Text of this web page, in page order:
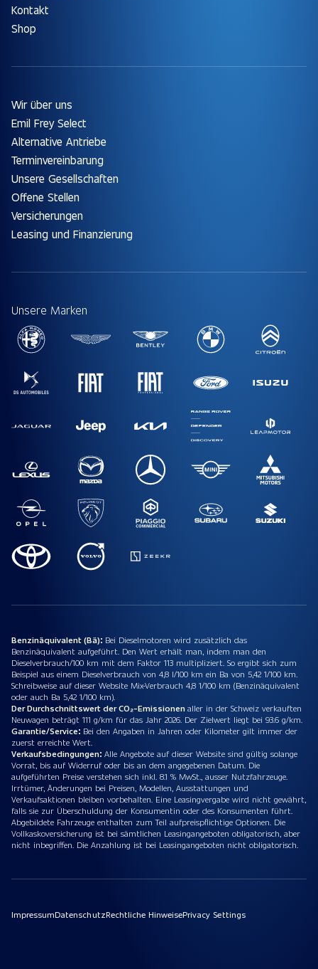
Kontakt
Shop
Wir über uns
Emil Frey Select
Alternative Antriebe
Terminvereinbarung
Unsere Gesellschaften
Offene Stellen
Versicherungen
Leasing und Finanzierung
Unsere Marken
Benzinäquivalent (Bä): Bei Dieselmotoren wird zusätzlich das
Benzinäquivalent aufgeführt. Den Wert erhält man, indem man den
Dieselverbrauch/100 km mit dem Faktor 113 multipliziert. So ergibt sich zum
Beispiel aus einem Dieselverbrauch von 4,8 l/100 km ein Ba von 5,42 1/100 km.
Schreibweise auf dieser Website Mix-Verbrauch 4,8 1/100 km (Benzinäquivalent
oder auch Ba 5,42 1/100 km).
Der Durchschnittswert der CO₂-Emissionenaller in der Schweiz verkauften
Neuwagen beträgt 111 g/km für das Jahr 2026. Der Zielwert liegt bei 93.6 g/km.
Garantie/Service: Bei den Angaben in Jahren oder Kilometer gilt immer der
zuerst erreichte Wert.
Verkaufsbedingungen: Alle Angebote auf dieser Website sind gültig solange
Vorrat, bis auf Widerruf oder bis an dem angegebenen Datum. Die
aufgeführten Preise verstehen sich inkl. 8.1 % MwSt., ausser Nutzfahrzeuge.
Irrtümer, Änderungen bei Preisen, Modellen, Ausstattungen und
Verkaufsaktionen bleiben vorbehalten. Eine Leasingvergabe wird nicht gewährt,
falls sie zur Überschuldung der Konsumentin oder des Konsumenten führt.
Abgebildete Fahrzeuge enthalten zum Teil aufpreispflichtige Optionen. Die
Vollkaskoversicherung ist bei sämtlichen Leasingangeboten obligatorisch, aber
nicht inbegriffen. Die Anzahlung ist bei Leasingangeboten nicht obligatorisch.
ImpressumDatenschutzRechtliche HinweisePrivacy Settings